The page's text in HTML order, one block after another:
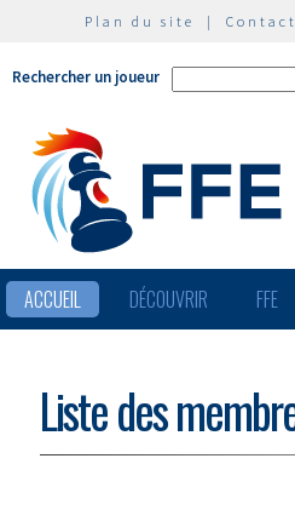
Plan du site | Contact
Rechercher un joueur
ACCUEIL DÉCOUVRIR FFE
Liste des